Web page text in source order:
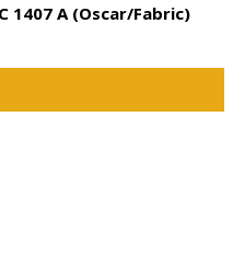
1407 A (Oscar/Fabric)